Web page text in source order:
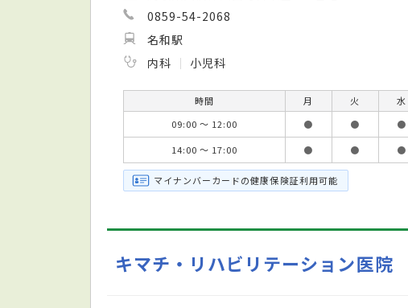
0859-54-2068
名和駅
内科
小児科
時間 月 火 水
09:00 ～ 12:00
● ● ●
14:00 ～ 17:00
● ● ●
マイナンバーカードの健康保険証利用可能
キマチ・リハビリテーション医院